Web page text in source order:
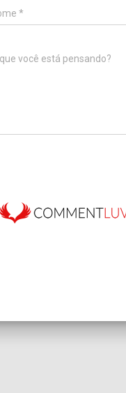
*
você está pensando?